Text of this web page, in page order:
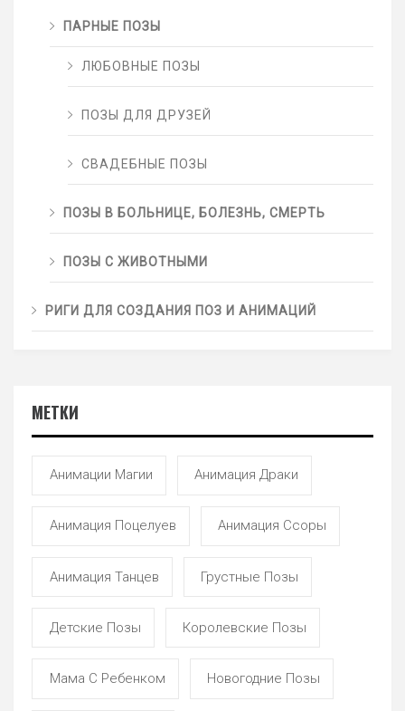
ПАРНЫЕ ПОЗЫ
ЛЮБОВНЫЕ ПОЗЫ
ПОЗЫ ДЛЯ ДРУЗЕЙ
СВАДЕБНЫЕ ПОЗЫ
ПОЗЫ В БОЛЬНИЦЕ, БОЛЕЗНЬ, СМЕРТЬ
ПОЗЫ С ЖИВОТНЫМИ
РИГИ ДЛЯ СОЗДАНИЯ ПОЗ И АНИМАЦИЙ
МЕТКИ
Анимации Магии Анимация Драки
Анимация Поцелуев Анимация Ссоры
Анимация Танцев Грустные Позы
Детские Позы Королевские Позы
Мама С Ребенком Новогодние Позы